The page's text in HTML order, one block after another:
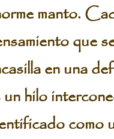
manto.
que
en una
un hilo
como